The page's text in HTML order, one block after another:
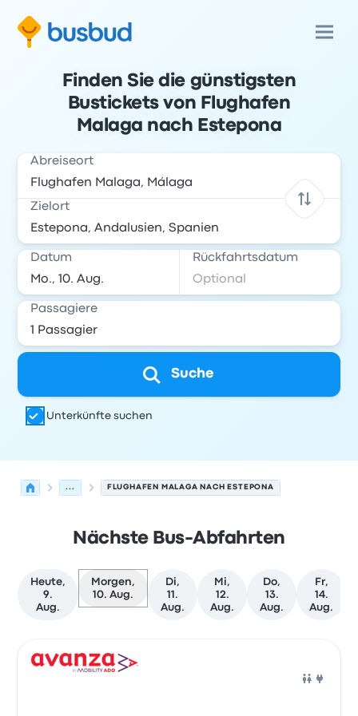
Finden Sie die günstigsten
Bustickets von Flughafen
Malaga nach Estepona
Abreiseort
Zielort
Datum Rückfahrtsdatum
Passagiere
Suche
Unterkünfte suchen
... FLUGHAFEN MALAGA NACH ESTEPONA
Nächste Bus-Abfahrten
Heute,
9.
Aug.
Morgen,
10. Aug.
Di,
11.
Aug.
Mi,
12.
Aug.
Do,
13.
Aug.
Fr,
14.
Aug.